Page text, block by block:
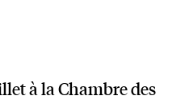
à la Chambre des